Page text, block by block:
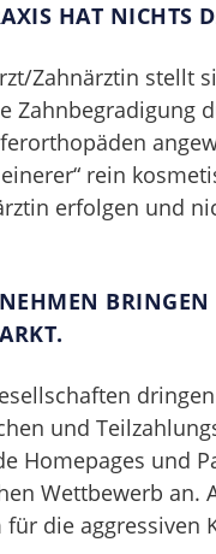
HAT NICHTS
Zahnärztin stellt
Zahnbegradigung
rein
erfolgen und
und
Homepages und
Wettbewerb an.
für die aggressiven